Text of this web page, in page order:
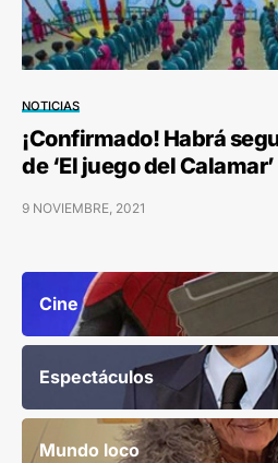
NOTICIAS
¡Confirmado! Habrá
de ‘El juego del Calamar’
9 NOVIEMBRE, 2021
Cine
Espectáculos
Mundo loco